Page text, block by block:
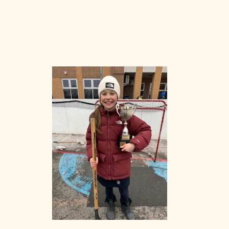
Frais généraux
Portes ouvertes
Bourses d’études
Tenue vestimentaire
Équipes sportives
Nos valeurs
Calendrier scolaire
Événements